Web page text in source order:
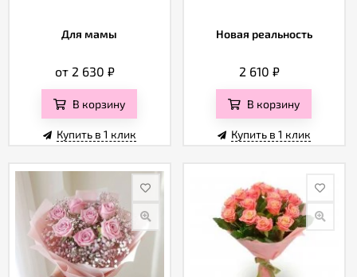
Для мамы
от 2 630 ₽
В корзину
Купить в 1 клик
Новая реальность
2 610 ₽
В корзину
Купить в 1 клик